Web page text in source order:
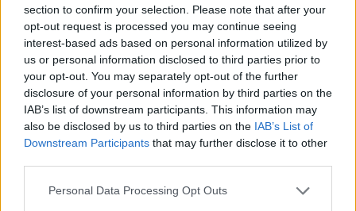
section to confirm your selection. Please note that after your
opt-out request is processed you may continue seeing
interest-based ads based on personal information utilized by
us or personal information disclosed to third parties prior to
your opt-out. You may separately opt-out of the further
disclosure of your personal information by third parties on the
IAB’s list of downstream participants. This information may
also be disclosed by us to third parties on the IAB’s List of
Downstream Participants that may further disclose it to other
Personal Data Processing Opt Outs
Zitat von niti69:↑
Hallo liebe Nachbarn ich bin auf der Suche nach Verstärkung
27 Oktober 2025
Alexander040
Foren-Grünschnabel
Hallo